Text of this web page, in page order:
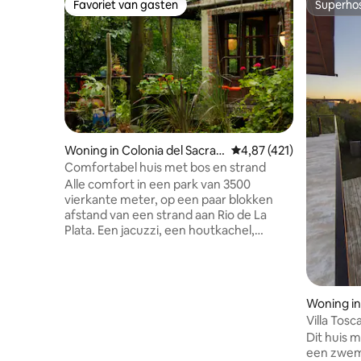
Favoriet van gasten
Favoriet van gasten
Woning in Colonia del Sacra
mento
Gemiddelde
4,87 (421)
Comfortabel huis met bos en strand
Alle comfort in een park van 3500
vierkante meter, op een paar blokken
afstand van een strand aan Rio de La
Plata. Een jacuzzi, een houtkachel,
Woning
Villa
uitzicht
Dit huis
een